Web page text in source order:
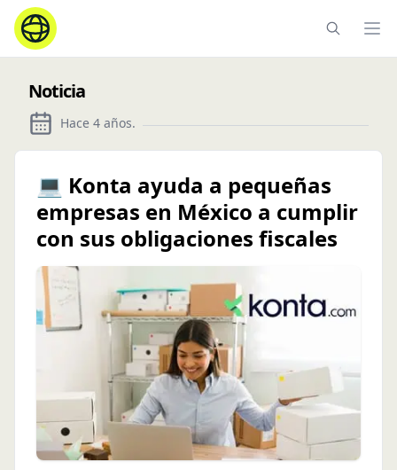
Noticia
Hace 4 años.
💻 Konta ayuda a pequeñas
empresas en México a cumplir
con sus obligaciones fiscales